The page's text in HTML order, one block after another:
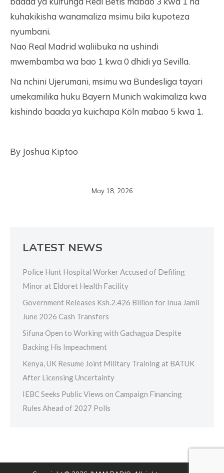
kuhakikisha wanamaliza msimu bila kupoteza
nyumbani.
Nao Real Madrid waliibuka na ushindi
mwembamba wa bao 1 kwa 0 dhidi ya Sevilla.
Na nchini Ujerumani, msimu wa Bundesliga tayari
umekamilika huku Bayern Munich wakimaliza kwa
kishindo baada ya kuichapa Köln mabao 5 kwa 1.
By Joshua Kiptoo
May 18, 2026
LATEST NEWS
Police Hunt Hospital Worker Accused of Defiling
Minor at Eldoret Health Facility
Government Releases Ksh.2.426 Billion for Inua Jamii
June 2026 Cash Transfers
Sifuna Open to Working with Gachagua Despite
Backing His Impeachment
Kenya, UK Resume Joint Military Training at BATUK
After Licensing Uncertainty
IEBC Seeks Public Views on Campaign Financing
Rules Ahead of 2027 Polls